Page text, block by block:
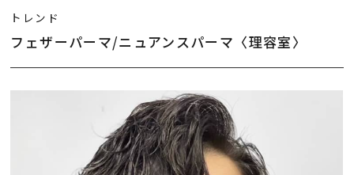
トレンド
フェザーパーマ/ニュアンスパーマ〈理容室〉